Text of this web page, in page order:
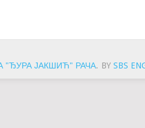
ЈАКШИЋ" РАЧА. BY SBS